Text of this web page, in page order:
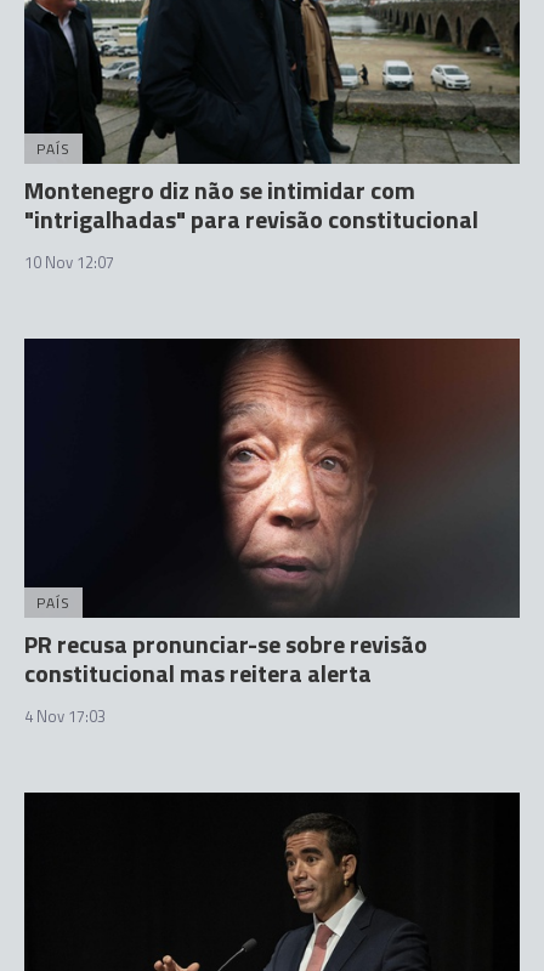
PAÍS
Montenegro diz não se intimidar com
"intrigalhadas" para revisão constitucional
10 Nov 12:07
PAÍS
PR recusa pronunciar-se sobre revisão
constitucional mas reitera alerta
4 Nov 17:03